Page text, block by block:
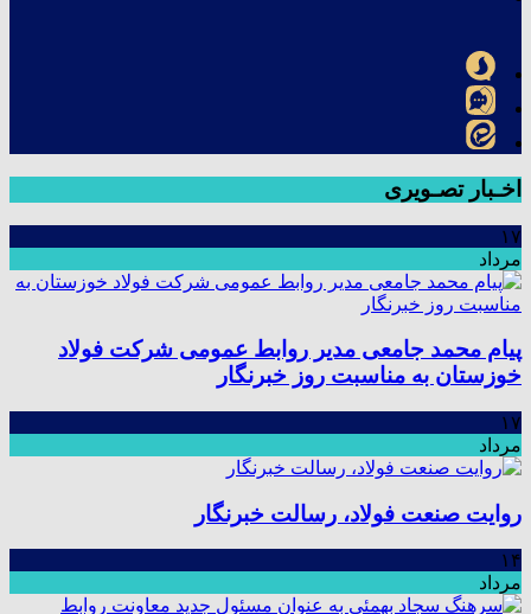
اخـبار تصـویری
۱۷
مرداد
پیام محمد جامعی مدیر روابط عمومی شرکت فولاد
خوزستان به مناسبت روز خبرنگار
۱۷
مرداد
روایت صنعت فولاد،‌ رسالت خبرنگار
۱۴
مرداد